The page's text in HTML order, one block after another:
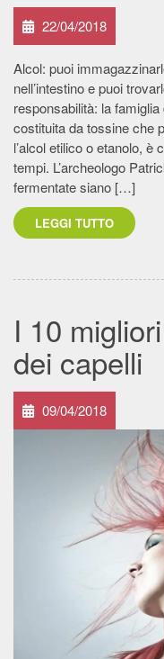
22/04/2018
Alcol: puoi
nell’intestino e puoi
responsabilità: la
costituita da tossine che
l’alcol etilico o etanolo, è
tempi. L’archeologo
fermentate siano […]
LEGGI TUTTO
I 10
dei capelli
09/04/2018